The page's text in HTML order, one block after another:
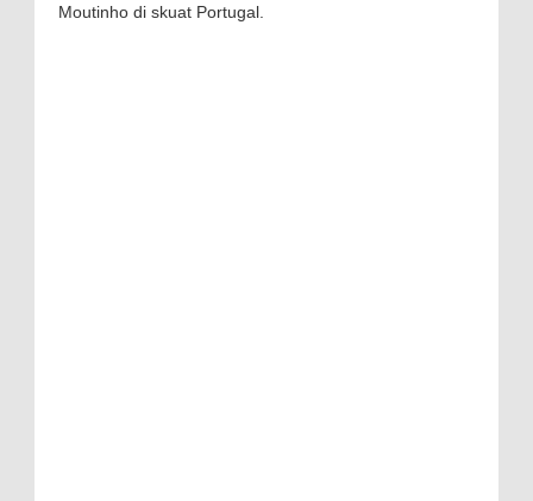
Moutinho di skuat Portugal.